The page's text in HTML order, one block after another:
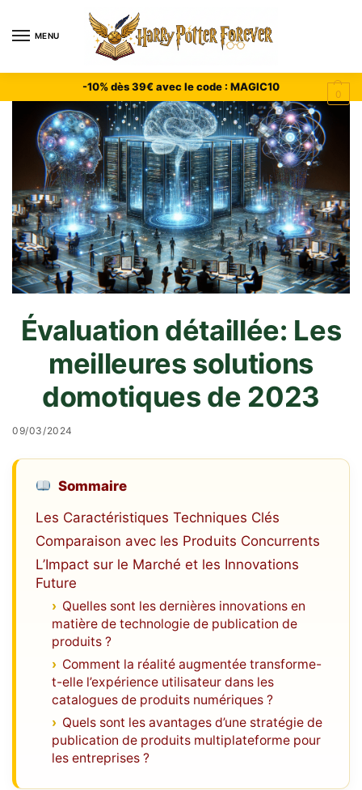
MENU
0
-10% dès 39€ avec le code : MAGIC10
Évaluation détaillée: Les
meilleures solutions
domotiques de 2023
09/03/2024
Sommaire
Les Caractéristiques Techniques Clés
Comparaison avec les Produits Concurrents
L’Impact sur le Marché et les Innovations
Future
Quelles sont les dernières innovations en
matière de technologie de publication de
produits ?
Comment la réalité augmentée transforme-
t-elle l’expérience utilisateur dans les
catalogues de produits numériques ?
Quels sont les avantages d’une stratégie de
publication de produits multiplateforme pour
les entreprises ?